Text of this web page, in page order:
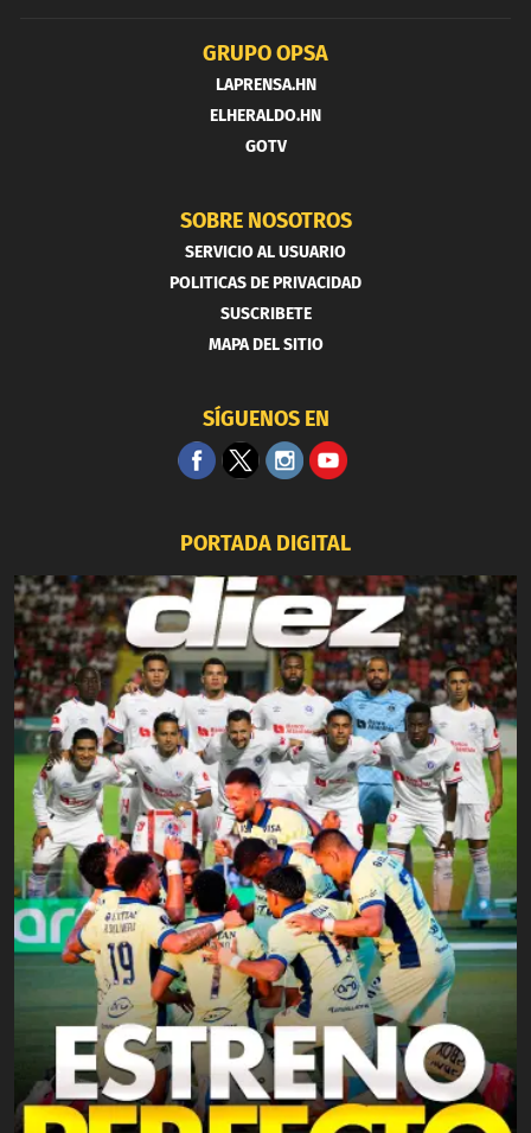
GRUPO OPSA
LAPRENSA.HN
ELHERALDO.HN
GOTV
SOBRE NOSOTROS
SERVICIO AL USUARIO
POLITICAS DE PRIVACIDAD
SUSCRIBETE
MAPA DEL SITIO
SÍGUENOS EN
PORTADA DIGITAL